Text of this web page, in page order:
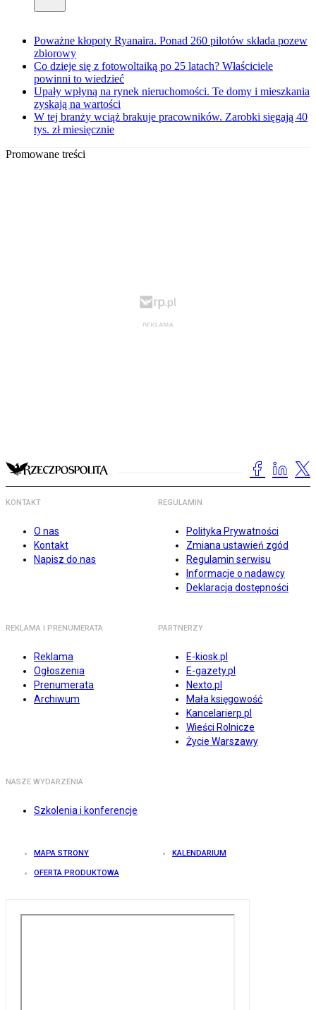
Poważne kłopoty Ryanaira. Ponad 260 pilotów składa pozew
zbiorowy
Co dzieje się z fotowoltaiką po 25 latach? Właściciele
powinni to wiedzieć
Upały wpłyną na rynek nieruchomości. Te domy i mieszkania
zyskają na wartości
W tej branży wciąż brakuje pracowników. Zarobki sięgają 40
tys. zł miesięcznie
Promowane treści
KONTAKT
O nas
Kontakt
Napisz do nas
REGULAMIN
Polityka Prywatności
Zmiana ustawień zgód
Regulamin serwisu
Informacje o nadawcy
Deklaracja dostępności
REKLAMA I PRENUMERATA
Reklama
Ogłoszenia
Prenumerata
Archiwum
PARTNERZY
E-kiosk.pl
E-gazety.pl
Nexto.pl
Mała księgowość
Kancelarierp.pl
Wieści Rolnicze
Życie Warszawy
NASZE WYDARZENIA
Szkolenia i konferencje
MAPA STRONY KALENDARIUM
OFERTA PRODUKTOWA